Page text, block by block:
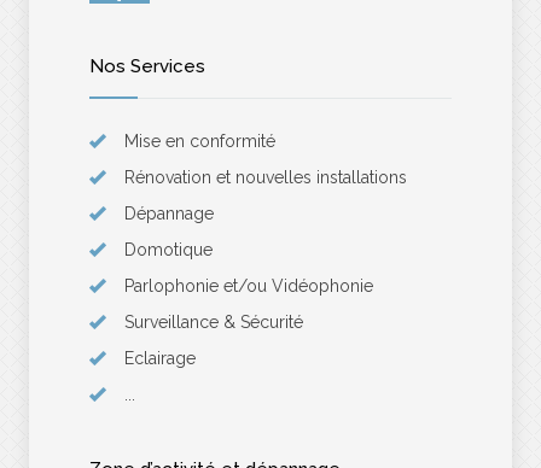
Nos Services
Mise en conformité
Rénovation et nouvelles installations
Dépannage
Domotique
Parlophonie et/ou Vidéophonie
Surveillance & Sécurité
Eclairage
...